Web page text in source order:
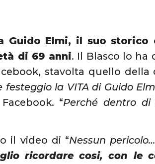
Guido Elmi, il suo storico
di 69 anni. Il Blasco lo ha
stavolta quello della
festeggio la VITA di Guido
“Perché dentro
il video di “Nessun
ricordare cosi, con le